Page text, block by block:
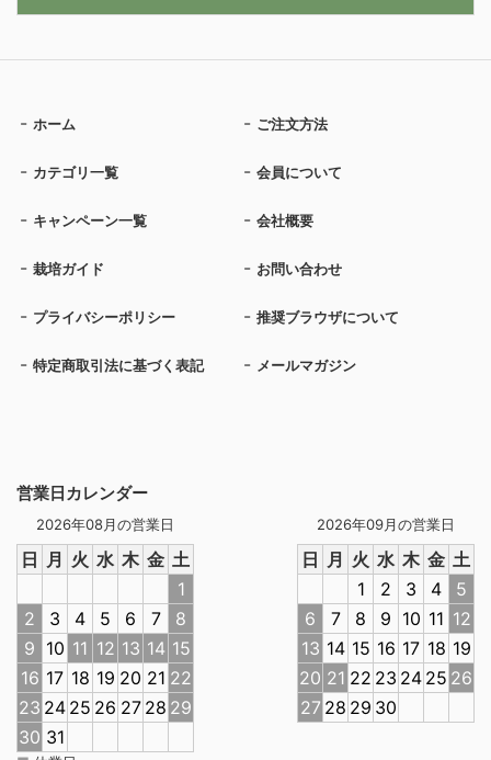
営業日カレンダー
2026年08月の営業日
日 月 火 水 木 金 土
1
2
3 4 5 6 7
8
9 10 11 12 13 14 15
16 17 18 19 20 21 22
23 24 25 26 27 28 29
30 31
2026年09月の営業日
日 月 火 水 木 金 土
1
2 3 4
5
6
7 8 9 10 11 12
13 14 15 16 17 18 19
20 21 22 23 24 25 26
27 28 29 30
ホーム ご注文方法
カテゴリ一覧 会員について
キャンペーン一覧 会社概要
栽培ガイド お問い合わせ
プライバシーポリシー 推奨ブラウザについて
特定商取引法に基づく表記 メールマガジン